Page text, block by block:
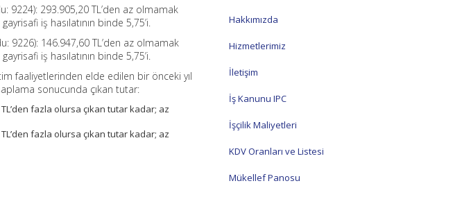
9224): 293.905,20 TL’den az olmamak
iş hasılatının binde 5,75’i.
9226): 146.947,60 TL’den az olmamak
iş hasılatının binde 5,75’i.
faaliyetlerinden elde edilen bir önceki yıl
sonucunda çıkan tutar:
fazla olursa çıkan tutar kadar; az
fazla olursa çıkan tutar kadar; az
Hakkımızda
Hizmetlerimiz
İletişim
İş Kanunu IPC
İşçilik Maliyetleri
KDV Oranları ve Listesi
Mükellef Panosu